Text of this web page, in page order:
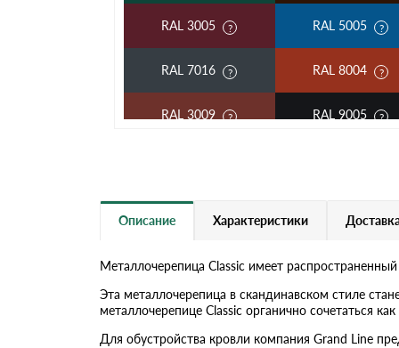
RAL 3005 RAL 5005
RAL 7016 RAL 8004
RAL 3009 RAL 9005
RAL 3003
RAL 5018 RAL 6019
RAL 9006 RR 32
Описание Характеристики
Металлочерепица Classic имеет
Эта металлочерепица в скандинавском стиле
металлочерепице Classic органично сочетаться
Для обустройства кровли компания Grand Line